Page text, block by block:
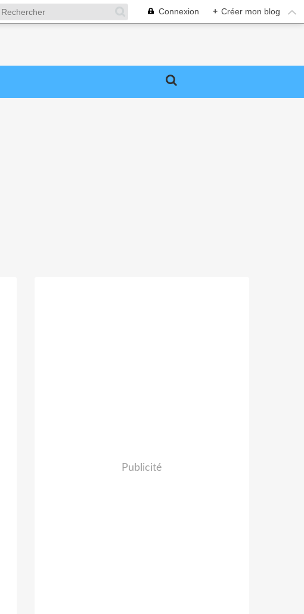
Connexion + Créer mon blog
Publicité